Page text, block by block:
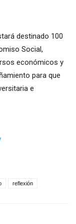
destinado 100
Social,
económicos y
para que
e
reflexión